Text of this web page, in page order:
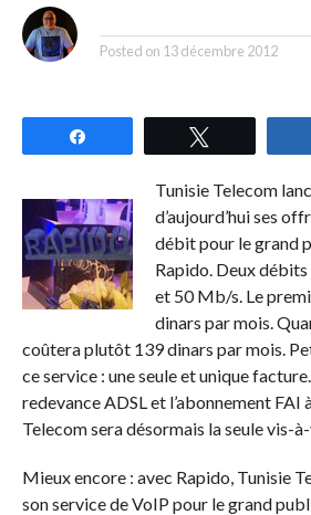
Posted on 13 décembre 2012
Tunisie Telecom
d’aujourd’hui ses
débit pour le grand
Rapido. Deux
et 50 Mb/s. Le
dinars par mois.
coûtera plutôt 139 dinars par mois.
ce service : une seule et unique
redevance ADSL et l’abonnement FAI
Telecom sera désormais la seule vis-
Mieux encore : avec Rapido, Tunisie
son service de VoIP pour le grand